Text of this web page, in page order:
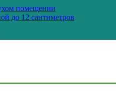
помещении
до 12 сантиметров